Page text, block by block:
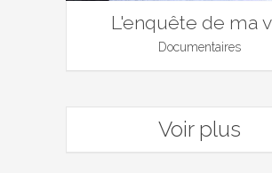
L'enquête de ma
Documentaires
Voir plus